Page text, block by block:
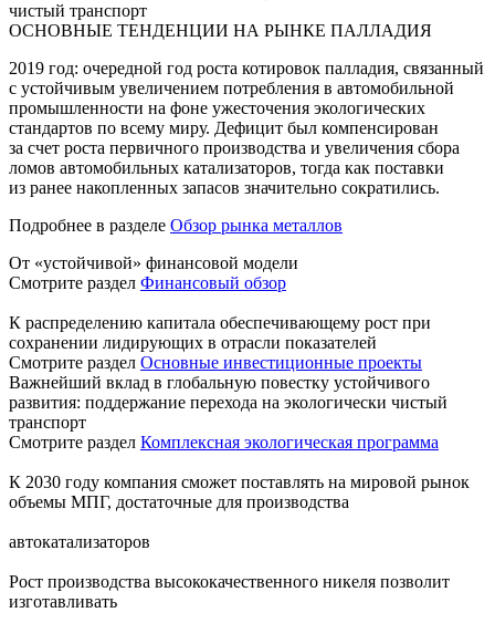
чистый транспорт
ОСНОВНЫЕ ТЕНДЕНЦИИ НА РЫНКЕ ПАЛЛАДИЯ
2019 год: очередной год роста котировок палладия, связанный
с устойчивым увеличением потребления в автомобильной
промышленности на фоне ужесточения экологических
стандартов по всему миру. Дефицит был компенсирован
за счет роста первичного производства и увеличения сбора
ломов автомобильных катализаторов, тогда как поставки
из ранее накопленных запасов значительно сократились.
Подробнее в разделе Обзор рынка металлов
От «устойчивой» финансовой модели
Смотрите раздел Финансовый обзор
К распределению капитала обеспечивающему рост при
сохранении лидирующих в отрасли показателей
Смотрите раздел Основные инвестиционные проекты
Важнейший вклад в глобальную повестку устойчивого
развития: поддержание перехода на экологически чистый
транспорт
Смотрите раздел Комплексная экологическая программа
К 2030 году компания сможет поставлять на мировой рынок
объемы МПГ, достаточные для производства
автокатализаторов
Рост производства высококачественного никеля позволит
изготавливать